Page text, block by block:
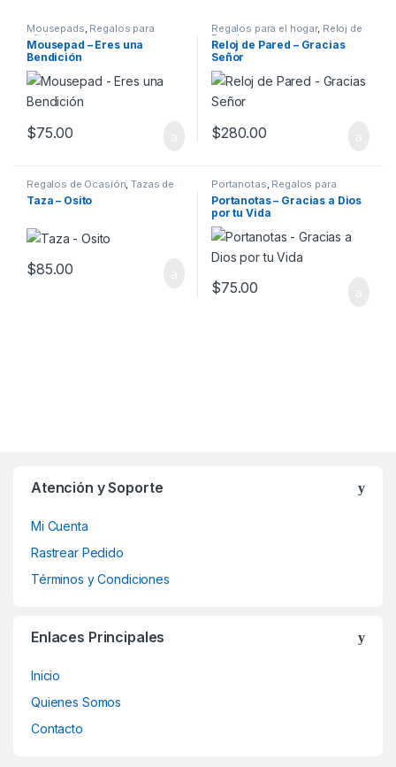
Mousepads, Regalos para
oficina
Mousepad – Eres una
Bendición
$75.00
Regalos para el hogar, Reloj de
Pared
Reloj de Pared – Gracias
Señor
$280.00
Regalos de Ocasión,Tazas de
Ocasión
Taza – Osito
$85.00
Portanotas, Regalos para
oficina
Portanotas – Gracias a Dios
por tu Vida
$75.00
Atención y Soporte
Mi Cuenta
Rastrear Pedido
Términos y Condiciones
Enlaces Principales
Inicio
Quienes Somos
Contacto